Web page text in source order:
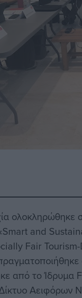
and
Fair
από το Ίδρυμα